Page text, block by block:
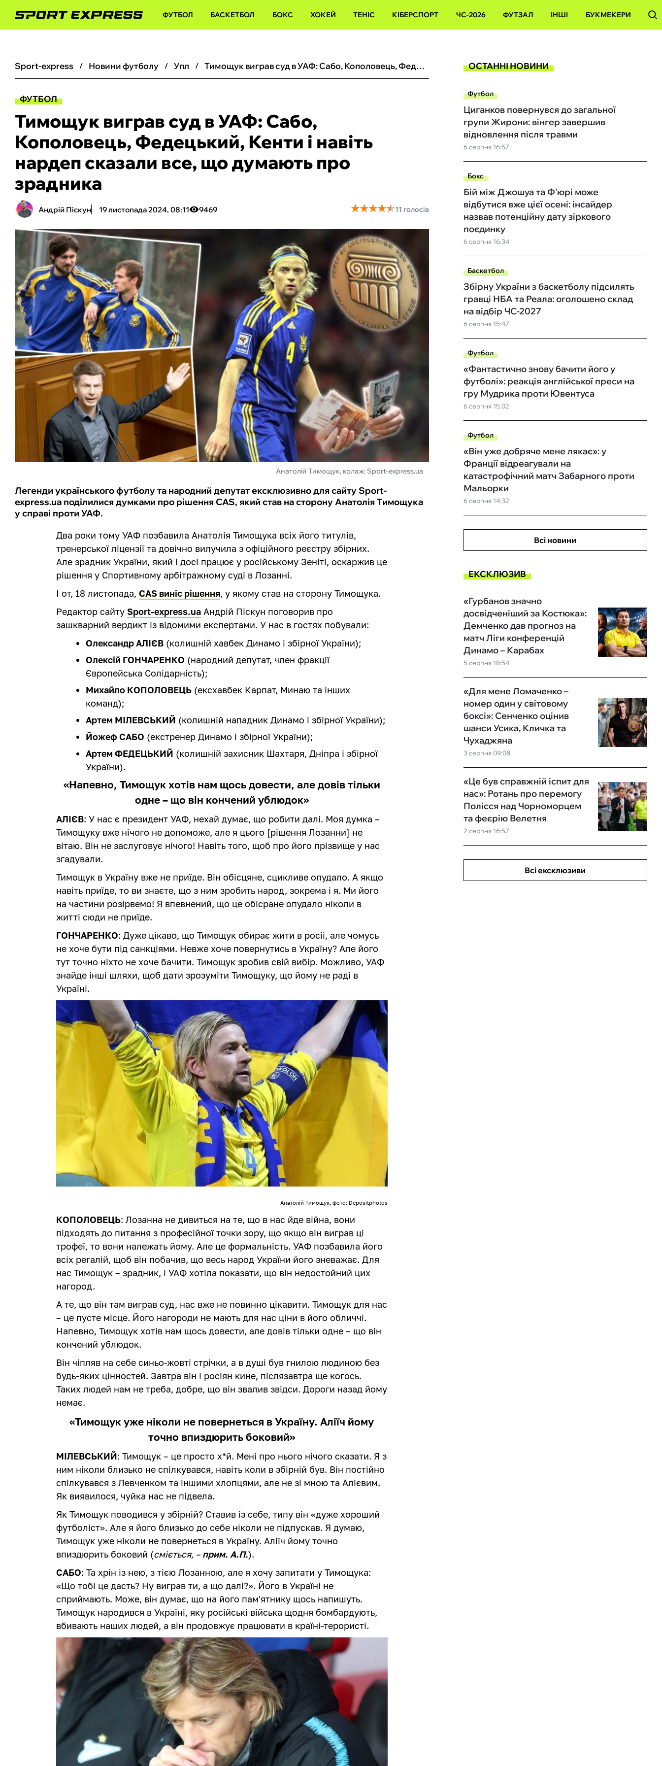
ФУТБОЛ БАСКЕТБОЛ БОКС ХОКЕЙ ТЕНІС КІБЕРСПОРТ ЧС-2026 ФУТЗАЛ ІНШІ БУКМЕКЕРИ
sport-express новини футболу упл Тимощук виграв суд в УАФ: Сабо, Кополовець, Федецький, Кенти і навіть нардеп сказали все, що думають про зрадника
ФУТБОЛ
Тимощук виграв суд в УАФ: Сабо,
Кополовець, Федецький, Кенти і навіть
нардеп сказали все, що думають про
зрадника
Андрій Піскун 19 листопада 2024, 08:11 9469 ★★★★★
★★★★★11 голосів
Анатолій Тимощук, колаж: Sport-express.ua
Легенди українського футболу та народний депутат ексклюзивно для сайту Sport-
express.ua поділилися думками про рішення САЅ, який став на сторону Анатолія Тимощука
у справі проти УАФ.
Два роки тому УАФ позбавила Анатолія Тимощука всіх його титулів,
тренерської ліцензії та довічно вилучила з офіційного реєстру збірних.
Але зрадник України, який і досі працює у російському Зеніті, оскаржив це
рішення у Спортивному арбітражному суді в Лозанні.
І от, 18 листопада, CAS виніс рішення, у якому став на сторону Тимощука.
Редактор сайтуSport-express.ua Андрій Піскун поговорив про
зашкварний вердикт із відомими експертами. У нас в гостях побували:
Олександр АЛІЄВ (колишній хавбек Динамо і збірної України);
Олексій ГОНЧАРЕНКО (народний депутат, член фракції
Європейська Солідарність);
Михайло КОПОЛОВЕЦЬ (ексхавбек Карпат, Минаю та інших
команд);
Артем МІЛЕВСЬКИЙ (колишній нападник Динамо і збірної України);
Йожеф САБО (екстренер Динамо і збірної України);
Артем ФЕДЕЦЬКИЙ (колишній захисник Шахтаря, Дніпра і збірної
України).
«Напевно, Тимощук хотів нам щось довести, але довів тільки
одне – що він кончений ублюдок»
АЛІЄВ: У нас є президент УАФ, нехай думає, що робити далі. Моя думка –
Тимощуку вже нічого не допоможе, але я цього [рішення Лозанни] не
вітаю. Він не заслуговує нічого! Навіть того, щоб про його прізвище у нас
згадували.
Тимощук в Україну вже не приїде. Він обісцяне, сцикливе опудало. А якщо
навіть приїде, то ви знаєте, що з ним зробить народ, зокрема і я. Ми його
на частини розірвемо! Я впевнений, що це обісране опудало ніколи в
житті сюди не приїде.
ГОНЧАРЕНКО: Дуже цікаво, що Тимощук обирає жити в росіі, але чомусь
не хоче бути під санкціями. Невже хоче повернутись в Україну? Але його
тут точно ніхто не хоче бачити. Тимощук зробив свій вибір. Можливо, УАФ
знайде інші шляхи, щоб дати зрозуміти Тимощуку, що йому не раді в
Україні.
Анатолій Тимощук, фото: Depositphotos
КОПОЛОВЕЦЬ: Лозанна не дивиться на те, що в нас йде війна, вони
підходять до питання з професійної точки зору, що якщо він виграв ці
трофеї, то вони належать йому. Але це формальність. УАФ позбавила його
всіх регалій, щоб він побачив, що весь народ України його зневажає. Для
нас Тимощук – зрадник, і УАФ хотіла показати, що він недостойний цих
нагород.
А те, що він там виграв суд, нас вже не повинно цікавити. Тимощук для нас
– це пусте місце. Його нагороди не мають для нас ціни в його обличчі.
Напевно, Тимощук хотів нам щось довести, але довів тільки одне – що він
кончений ублюдок.
Він чіпляв на себе синьо-жовті стрічки, а в душі був гнилою людиною без
будь-яких цінностей. Завтра він і росіян кине, післязавтра ще когось.
Таких людей нам не треба, добре, що він звалив звідси. Дороги назад йому
немає.
«Тимощук уже ніколи не повернеться в Україну. Аліїч йому
точно впиздюрить боковий»
МІЛЕВСЬКИЙ: Тимощук – це просто х*й. Мені про нього нічого сказати. Я з
ним ніколи близько не спілкувався, навіть коли в збірній був. Він постійно
спілкувався з Левченком та іншими хлопцями, але не зі мною та Алієвим.
Як виявилося, чуйка нас не підвела.
Як Тимощук поводився у збірній? Ставив із себе, типу він «дуже хороший
футболіст». Але я його близько до себе ніколи не підпускав. Я думаю,
Тимощук уже ніколи не повернеться в Україну. Аліїч йому точно
впиздюрить боковий (сміється, –прим. А.П.).
САБО: Та хрін із нею, з тією Лозанною, але я хочу запитати у Тимощука:
«Що тобі це дасть? Ну виграв ти, а що далі?». Його в Україні не
сприймають. Може, він думає, що на його пам'ятнику щось напишуть.
Тимощук народився в Україні, яку російські війська щодня бомбардують,
вбивають наших людей, а він продовжує працювати в країні-терористі.
ОСТАННІ НОВИНИ
Футбол
6 серпня 16:57
Циганков повернувся до загальної
групи Жирони: вінгер завершив
відновлення після травми
Бокс
6 серпня 16:34
Бій між Джошуа та Ф'юрі може
відбутися вже цієї осені: інсайдер
назвав потенційну дату зіркового
поєдинку
Баскетбол
6 серпня 15:47
Збірну України з баскетболу підсилять
гравці НБА та Реала: оголошено склад
на відбір ЧС-2027
Футбол
6 серпня 15:02
«Фантастично знову бачити його у
футболі»: реакція англійської преси на
гру Мудрика проти Ювентуса
Футбол
6 серпня 14:32
«Він уже добряче мене лякає»: у
Франції відреагували на
катастрофічний матч Забарного проти
Мальорки
Всі новини
ЕКСКЛЮЗИВ
5 серпня 18:54
«Гурбанов значно
досвідченіший за Костюка»:
Демченко дав прогноз на
матч Ліги конференцій
Динамо – Карабах
3 серпня 09:08
«Для мене Ломаченко –
номер один у світовому
боксі»: Сенченко оцінив
шанси Усика, Кличка та
Чухаджяна
2 серпня 16:57
«Це був справжній іспит для
нас»: Ротань про перемогу
Полісся над Чорноморцем
та феєрію Велетня
Всі ексклюзиви